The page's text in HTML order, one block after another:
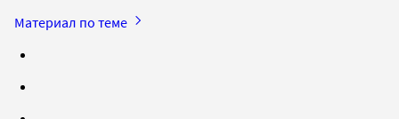
Материал по теме